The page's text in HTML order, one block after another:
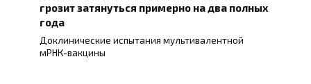
грозит затянуться примерно на два полных
года
Доклинические испытания мультивалентной
мРНК-вакцины